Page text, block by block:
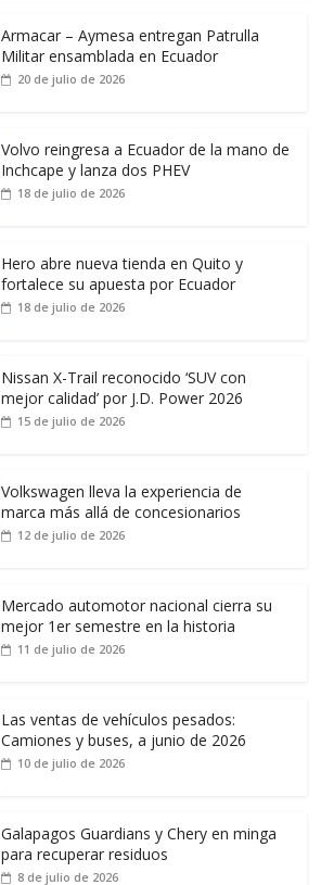
Armacar – Aymesa entregan Patrulla
Militar ensamblada en Ecuador
20 de julio de 2026
Volvo reingresa a Ecuador de la mano de
Inchcape y lanza dos PHEV
18 de julio de 2026
Hero abre nueva tienda en Quito y
fortalece su apuesta por Ecuador
18 de julio de 2026
Nissan X-Trail reconocido ‘SUV con
mejor calidad’ por J.D. Power 2026
15 de julio de 2026
Volkswagen lleva la experiencia de
marca más allá de concesionarios
12 de julio de 2026
Mercado automotor nacional cierra su
mejor 1er semestre en la historia
11 de julio de 2026
Las ventas de vehículos pesados:
Camiones y buses, a junio de 2026
10 de julio de 2026
Galapagos Guardians y Chery en minga
para recuperar residuos
8 de julio de 2026